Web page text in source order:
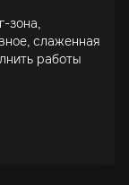
зона,
слаженная
работы